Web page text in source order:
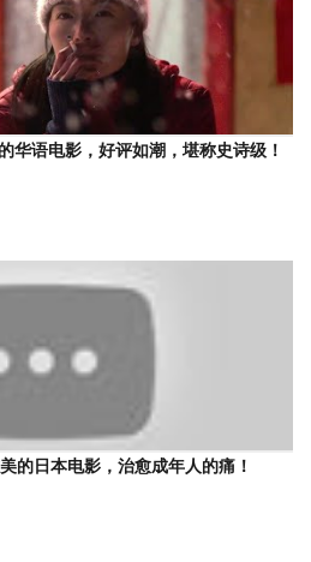
华语电影，好评如潮，堪称史诗级！
的日本电影，治愈成年人的痛！